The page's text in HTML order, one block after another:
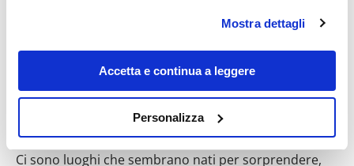
modificare o revocare il proprio consenso in qualsiasi
momento dalla Dichiarazione sui cookie o facendo clic
sull'icona di attivazione della privacy.
raccogliere informazioni sulla tua posizione
geografica, con un'approssimazione di qualche
Mostra dettagli
Accetta e continua a leggere
Personalizza
Un cammino di natura lungo 6 km: la Via
delle Cascate Perdute ti farà vivere tutto il
bello (e il fresco) delle Marche
Ci sono luoghi che sembrano nati per sorprendere,